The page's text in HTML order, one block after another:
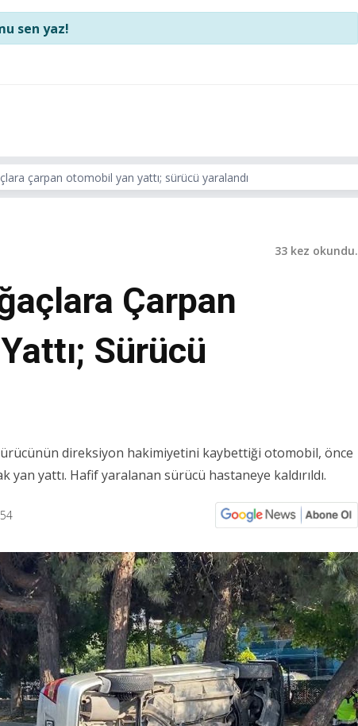
sen yaz!
çarpan otomobil yan yattı; sürücü yaralandı
33 kez okundu.
Çarpan
Sürücü
direksiyon hakimiyetini kaybettiği otomobil, önce
yan yattı. Hafif yaralanan sürücü hastaneye kaldırıldı.